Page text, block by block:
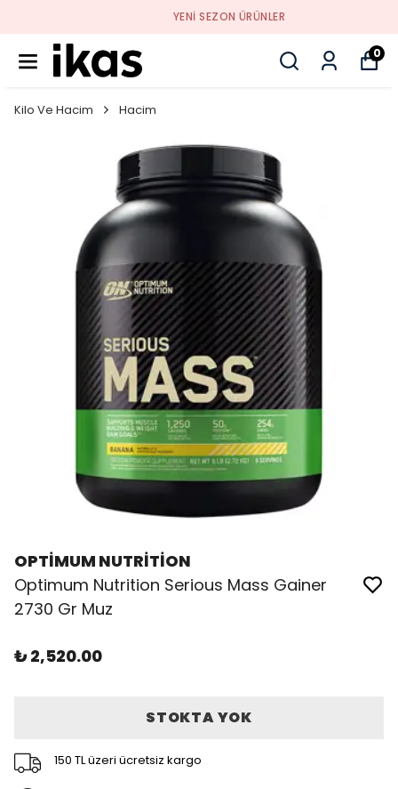
YENI SEZON ÜRÜNLER
0
Kilo Ve Hacim Hacim
OPTİMUM NUTRİTİON
Optimum Nutrition Serious Mass Gainer
2730 Gr Muz
₺ 2,520.00
STOKTA YOK
150 TL üzeri ücretsiz kargo